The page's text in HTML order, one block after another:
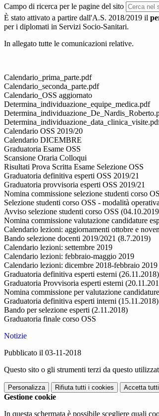
Campo di ricerca per le pagine del sito
È stato attivato a partire dall'A.S. 2018/2019 il
per i diplomati in Servizi Socio-Sanitari.
In allegato tutte le comunicazioni relative.
Calendario_prima_parte.pdf
Calendario_seconda_parte.pdf
Calendario_OSS aggiornato
Determina_individuazione_equipe_medica.pdf
Calendario OSS 2019/20
Calendario DICEMBRE
Graduatoria Esame OSS
Scansione Oraria Colloqui
Risultati Prova Scritta Esame Selezione OSS
Graduatoria definitiva esperti OSS 2019/21
Graduatoria provvisoria esperti OSS 2019/21
Nomina commissione selezione studenti corso
Selezione studenti corso OSS - modalità
Avviso selezione studenti corso OSS
Nomina commissione valutazione candidature
Calendario lezioni: aggiornamenti ottobre e
Bando selezione docenti 2019/2021 (8.7.2019)
Calendario lezioni: settembre 2019
Calendario lezioni: febbraio-maggio 2019
Calendario lezioni: dicembre 2018-febbraio 2019
Graduatoria definitiva esperti esterni
Graduatoria Provvisoria esperti esterni
Nomina commissione per valutazione
Graduatoria definitiva esperti interni (15.11.2018)
Bando per selezione esperti (2.11.2018)
Graduatoria finale corso OSS
Notizie
Pubblicato il 03-11-2018
Questo sito o gli strumenti terzi da questo
Personalizza Rifiuta tutti i cookies Accetta tutti
Gestione cookie
In questa schermata è possibile scegliere quali